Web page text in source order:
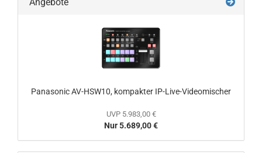
Panasonic AV-HSW10, kompakter IP-Live-Videomischer
UVP 5.983,00 €
Nur 5.689,00 €